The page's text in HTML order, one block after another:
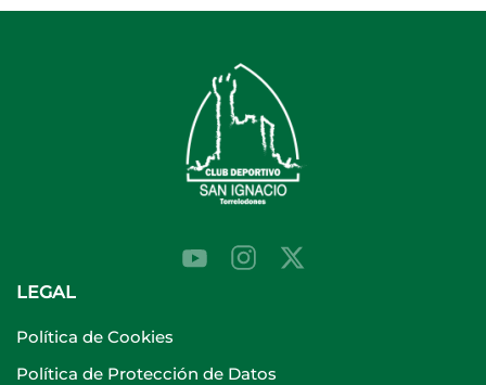
LEGAL
Política de Cookies
Política de Protección de Datos